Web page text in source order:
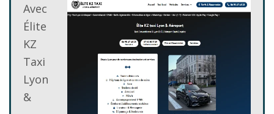
Avec
Élite
KZ
Taxi
Lyon
&